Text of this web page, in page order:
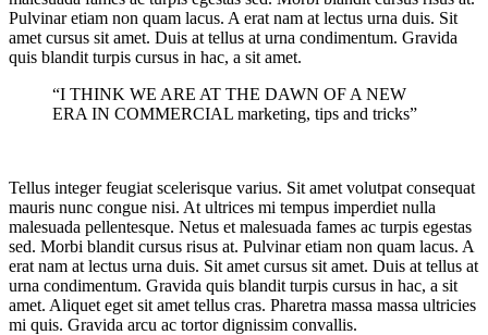
Pulvinar etiam non quam lacus. A erat nam at lectus urna duis. Sit
amet cursus sit amet. Duis at tellus at urna condimentum. Gravida
quis blandit turpis cursus in hac, a sit amet.
“I THINK WE ARE AT THE DAWN OF A NEW
ERA IN COMMERCIAL marketing, tips and tricks”
Tellus integer feugiat scelerisque varius. Sit amet volutpat consequat
mauris nunc congue nisi. At ultrices mi tempus imperdiet nulla
malesuada pellentesque. Netus et malesuada fames ac turpis egestas
sed. Morbi blandit cursus risus at. Pulvinar etiam non quam lacus. A
erat nam at lectus urna duis. Sit amet cursus sit amet. Duis at tellus at
urna condimentum. Gravida quis blandit turpis cursus in hac, a sit
amet. Aliquet eget sit amet tellus cras. Pharetra massa massa ultricies
mi quis. Gravida arcu ac tortor dignissim convallis.